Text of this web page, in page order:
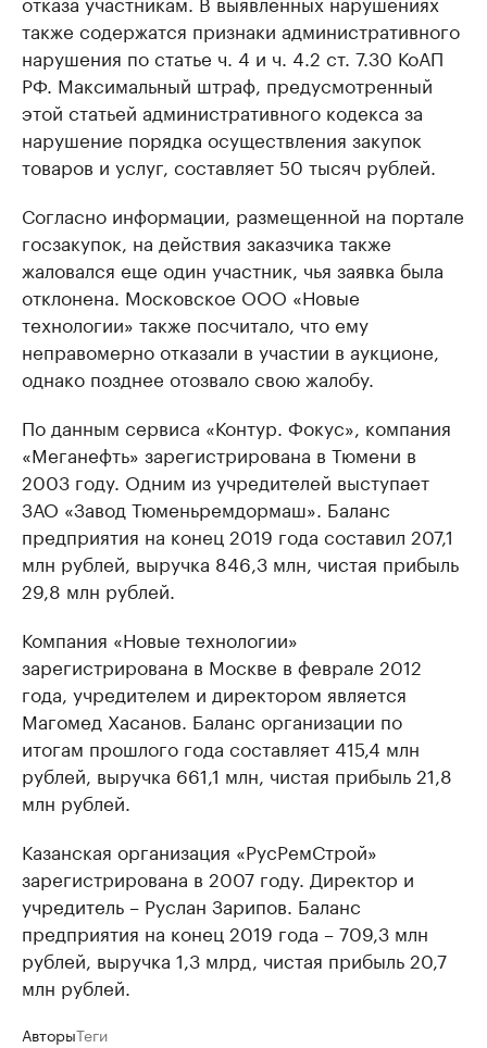
также содержатся признаки административного
нарушения по статье ч. 4 и ч. 4.2 ст. 7.30 КоАП
РФ. Максимальный штраф, предусмотренный
этой статьей административного кодекса за
нарушение порядка осуществления закупок
товаров и услуг, составляет 50 тысяч рублей.
Согласно информации, размещенной на портале
госзакупок, на действия заказчика также
жаловался еще один участник, чья заявка была
отклонена. Московское ООО «Новые
технологии» также посчитало, что ему
неправомерно отказали в участии в аукционе,
однако позднее отозвало свою жалобу.
По данным сервиса «Контур. Фокус», компания
«Меганефть» зарегистрирована в Тюмени в
2003 году. Одним из учредителей выступает
ЗАО «Завод Тюменьремдормаш». Баланс
предприятия на конец 2019 года составил 207,1
млн рублей, выручка 846,3 млн, чистая прибыль
29,8 млн рублей.
Компания «Новые технологии»
зарегистрирована в Москве в феврале 2012
года, учредителем и директором является
Магомед Хасанов. Баланс организации по
итогам прошлого года составляет 415,4 млн
рублей, выручка 661,1 млн, чистая прибыль 21,8
млн рублей.
Казанская организация «РусРемСтрой»
зарегистрирована в 2007 году. Директор и
учредитель – Руслан Зарипов. Баланс
предприятия на конец 2019 года – 709,3 млн
рублей, выручка 1,3 млрд, чистая прибыль 20,7
млн рублей.
АвторыТеги